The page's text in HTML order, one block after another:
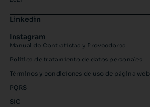
Linkedin
Instagram
Manual de Contratistas y Proveedores
Política de tratamiento de datos personales
Términos y condiciones de uso de página web
PQRS
SIC